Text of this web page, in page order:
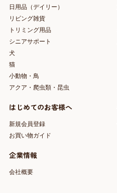
日用品（デイリー）
リビング雑貨
トリミング用品
シニアサポート
犬
猫
小動物・鳥
アクア・爬虫類・昆虫
はじめてのお客様へ
新規会員登録
お買い物ガイド
企業情報
会社概要